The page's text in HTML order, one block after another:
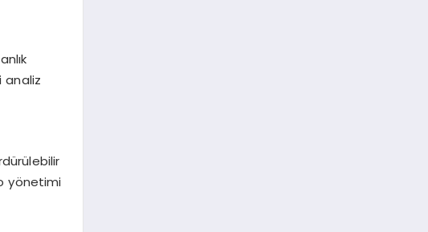
analiz
yönetimi